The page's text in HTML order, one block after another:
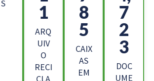
S
0
ARQ
UIV
O
RECI
CLA
6
0
CAIX
AS
EM
1
9
1
DOC
UME